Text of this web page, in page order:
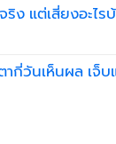
ริง แต่เสี่ยงอะไ
ากี่วันเห็นผล เจ็